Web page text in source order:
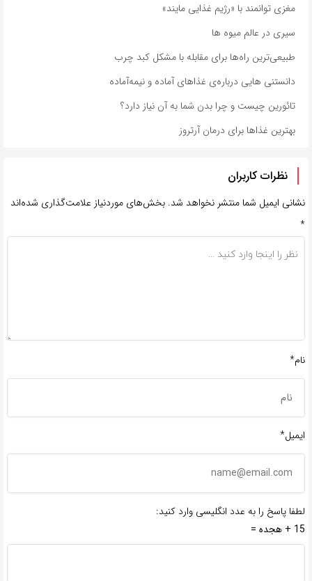
مغزی توانمند با «رژیم غذایی مایند»
سیری در عالم میوه‌ ها
طبیعی‌ترین راه‌ها برای مقابله با مشکل کبد چرب
دانستنی هایی درباره‌ی غذاهای آماده و نیمه‌آماده
تائورین چیست و چرا بدن شما به آن نیاز دارد؟
بهترین غذاها برای درمان آرتروز
نظرات کاربران
نشانی ایمیل شما منتشر نخواهد شد. بخش‌های موردنیاز علامت‌گذاری شده‌اند
*
نام*
ایمیل*
لطفا پاسخ را به عدد انگلیسی وارد کنید:
15 + هجده =